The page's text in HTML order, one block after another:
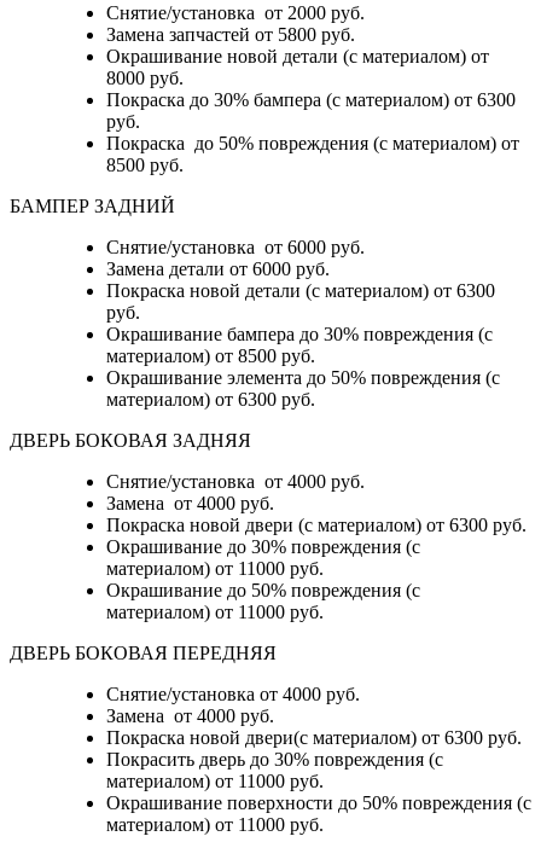
Снятие/установка от 2000 руб.
Замена запчастей от 5800 руб.
Окрашивание новой детали (с материалом) от
8000 руб.
Покраска до 30% бампера (с материалом) от 6300
руб.
Покраска до 50% повреждения (с материалом) от
8500 руб.
БАМПЕР ЗАДНИЙ
Снятие/установка от 6000 руб.
Замена детали от 6000 руб.
Покраска новой детали (с материалом) от 6300
руб.
Окрашивание бампера до 30% повреждения (с
материалом) от 8500 руб.
Окрашивание элемента до 50% повреждения (с
материалом) от 6300 руб.
ДВЕРЬ БОКОВАЯ ЗАДНЯЯ
Снятие/установка от 4000 руб.
Замена от 4000 руб.
Покраска новой двери (с материалом) от 6300 руб.
Окрашивание до 30% повреждения (с
материалом) от 11000 руб.
Окрашивание до 50% повреждения (с
материалом) от 11000 руб.
ДВЕРЬ БОКОВАЯ ПЕРЕДНЯЯ
Снятие/установка от 4000 руб.
Замена от 4000 руб.
Покраска новой двери(с материалом) от 6300 руб.
Покрасить дверь до 30% повреждения (с
материалом) от 11000 руб.
Окрашивание поверхности до 50% повреждения (с
материалом) от 11000 руб.